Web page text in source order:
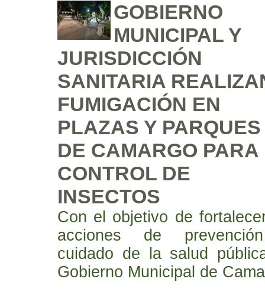
GOBIERNO
MUNICIPAL Y
JURISDICCIÓN
SANITARIA
FUMIGACIÓN EN
PLAZAS Y PARQUES
DE CAMARGO PARA
CONTROL DE
INSECTOS
Con el objetivo de
acciones de
cuidado de la salud
Gobierno Municipal de